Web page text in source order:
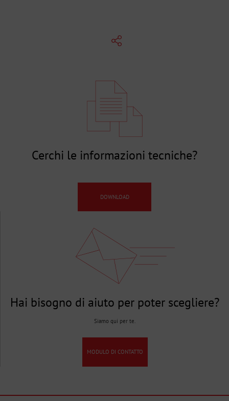
Cerchi le informazioni tecniche?
DOWNLOAD
Hai bisogno di aiuto per poter scegliere?
Siamo qui per te.
MODULO DI CONTATTO